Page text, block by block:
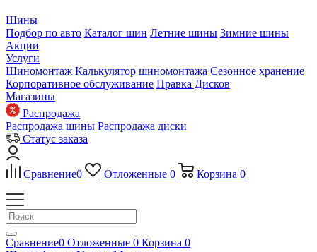
Шины
Подбор по авто Каталог шин Летние шины Зимние шины
Акции
Услуги
Шиномонтаж Калькулятор шиномонтажа Сезонное хранение
Корпоративное обслуживание Правка Дисков
Магазины
Распродажа
Распродажа шины Распродажа диски
Статус заказа
Сравнение0 Отложенные 0 Корзина 0
Сравнение0 Отложенные 0 Корзина 0